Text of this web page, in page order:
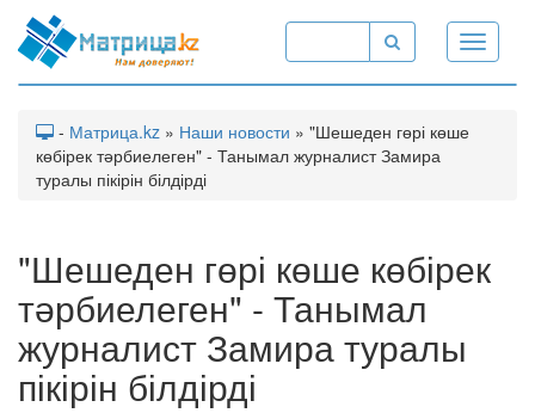
Toggle
- Матрица.kz » Наши новости » "Шешеден гөрі көше
көбірек тәрбиелеген" - Танымал журналист Замира
туралы пікірін білдірді
"Шешеден гөрі көше көбірек
тәрбиелеген" - Танымал
журналист Замира туралы
пікірін білдірді